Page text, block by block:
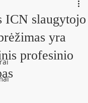
ICN slaugytojo
yra
profesinio